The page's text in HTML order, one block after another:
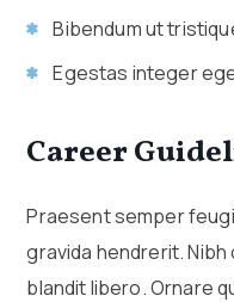
Bibendum ut
Egestas integer
Career
Praesent semper
gravida hendrerit.
blandit libero. Ornare